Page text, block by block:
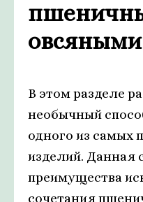
В этом разделе
необычный
одного из самых
изделий. Данная
преимущества
сочетания